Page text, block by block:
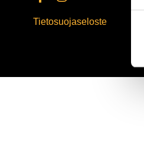
Tietosuojaseloste